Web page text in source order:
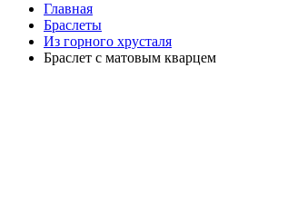
Главная
Браслеты
Из горного хрусталя
Браслет с матовым кварцем